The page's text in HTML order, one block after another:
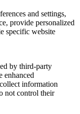
and settings,
provide personalized
specific website
by third-party
enhanced
information
not control their